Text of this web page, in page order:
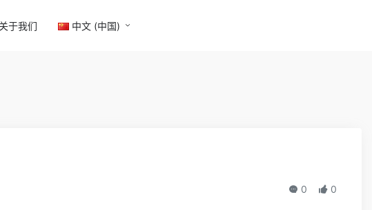
关于我们 中文 (中国)
0 0